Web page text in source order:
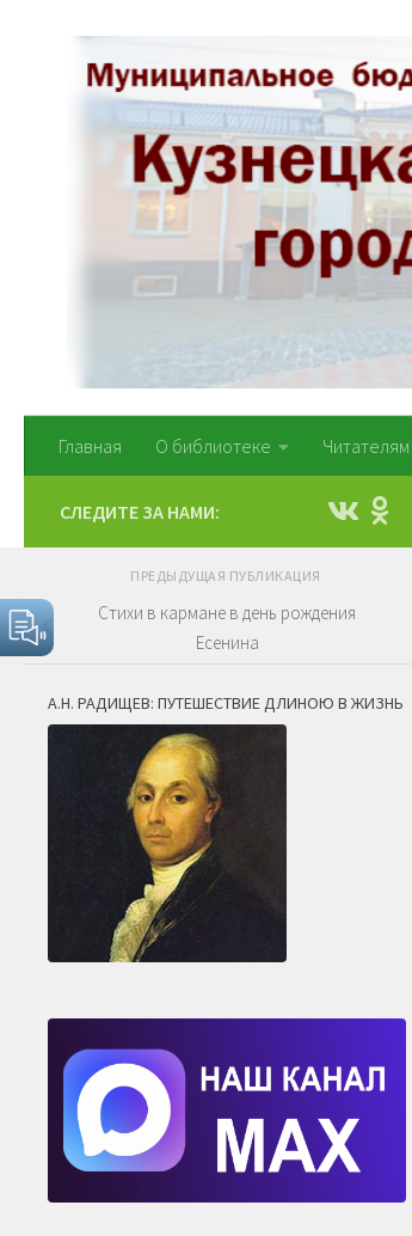
Перейти к содержимому
Главная О библиотеке Читателям
СЛЕДИТЕ ЗА НАМИ:
ПРЕДЫДУЩАЯ ПУБЛИКАЦИЯ
Стихи в кармане в день рождения
Есенина
А.Н. РАДИЩЕВ: ПУТЕШЕСТВИЕ ДЛИНОЮ В ЖИЗНЬ